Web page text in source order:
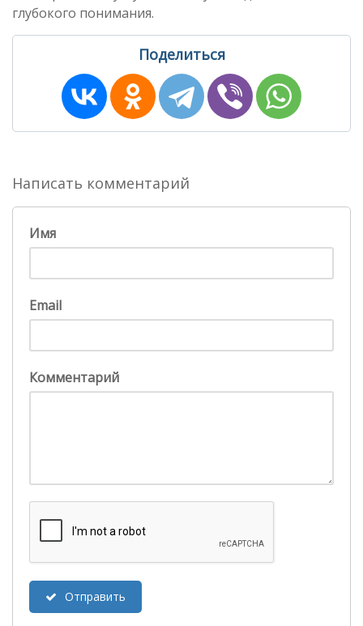
глубокого понимания.
Поделиться
Написать комментарий
Имя
Email
Комментарий
Отправить